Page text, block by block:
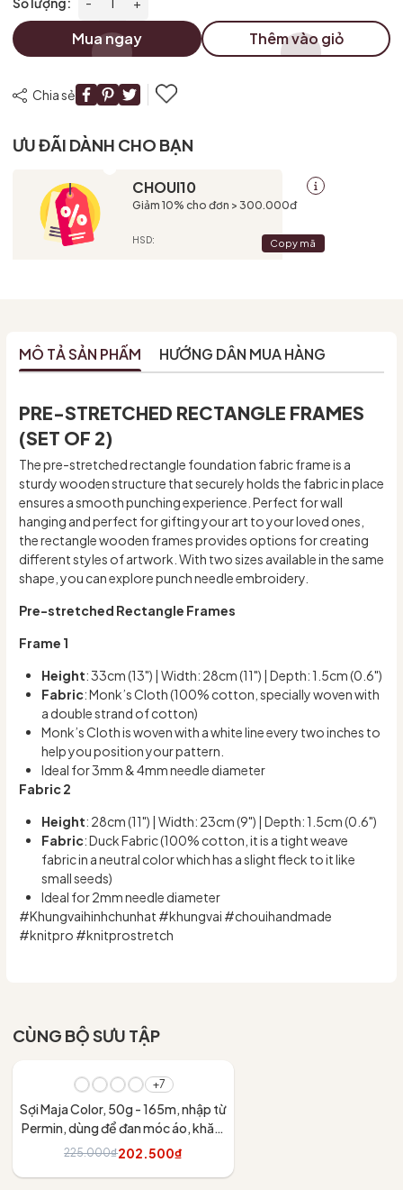
Mua ngay Thêm vào giỏ
Chia sẻ
ƯU ĐÃI DÀNH CHO BẠN
CHOUI10
Giảm 10% cho đơn > 300.000đ
HSD: Copy mã
MÔ TẢ SẢN PHẨM HƯỚNG DẪN MUA HÀNG
PRE-STRETCHED RECTANGLE FRAMES
(SET OF 2)
The pre-stretched rectangle foundation fabric frame is a
sturdy wooden structure that securely holds the fabric in place
ensures a smooth punching experience. Perfect for wall
hanging and perfect for gifting your art to your loved ones,
the rectangle wooden frames provides options for creating
different styles of artwork. With two sizes available in the same
shape, you can explore punch needle embroidery.
Pre-stretched Rectangle Frames
Frame 1
Height: 33cm (13") | Width: 28cm (11") | Depth: 1.5cm (0.6")
Fabric: Monk’s Cloth (100% cotton, specially woven with
a double strand of cotton)
Monk’s Cloth is woven with a white line every two inches to
help you position your pattern.
Ideal for 3mm & 4mm needle diameter
Fabric 2
Height: 28cm (11") | Width: 23cm (9") | Depth: 1.5cm (0.6")
Fabric: Duck Fabric (100% cotton, it is a tight weave
fabric in a neutral color which has a slight fleck to it like
small seeds)
Ideal for 2mm needle diameter
#Khungvaihinhchunhat #khungvai #chouihandmade
#knitpro #knitprostretch
CÙNG BỘ SƯU TẬP
+7
Sợi Maja Color, 50g - 165m, nhập từ
Permin, dùng để đan móc áo, khăn,
váy
225.000₫202.500₫